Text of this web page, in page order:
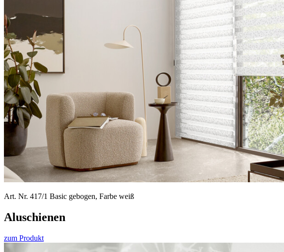
Art. Nr. 417/1 Basic gebogen, Farbe weiß
Alu­schienen
zum Produkt